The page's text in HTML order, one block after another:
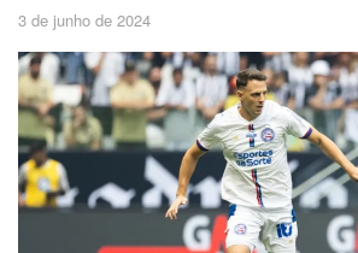
3 de junho de 2024